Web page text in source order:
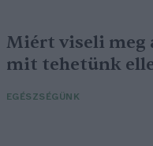
Miért viseli meg
mit tehetünk
EGÉSZSÉGÜNK